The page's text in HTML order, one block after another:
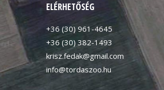
ELÉRHETŐSÉG
+36 (30) 961-4645
+36 (30) 382-1493
krisz.fedak@gmail.com
info@tordaszoo.hu